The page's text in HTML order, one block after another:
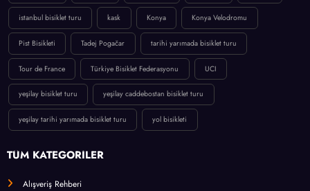
istanbul bisiklet turu kask Konya Konya Velodromu
Pist Bisikleti Tadej Pogačar tarihi yarımada bisiklet turu
Tour de France Türkiye Bisiklet Federasyonu UCI
yeşilay bisiklet turu yeşilay caddebostan bisiklet turu
yeşilay tarihi yarımada bisiklet turu yol bisikleti
TÜM KATEGORİLER
Alışveriş Rehberi